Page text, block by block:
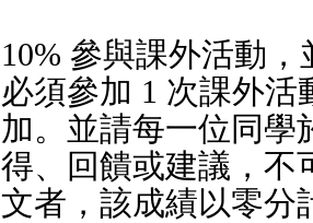
10% 參與課外活動
必須參加 1 次課外
加。並請每一位同學
得、回饋或建議，不
文者，該成績以零分